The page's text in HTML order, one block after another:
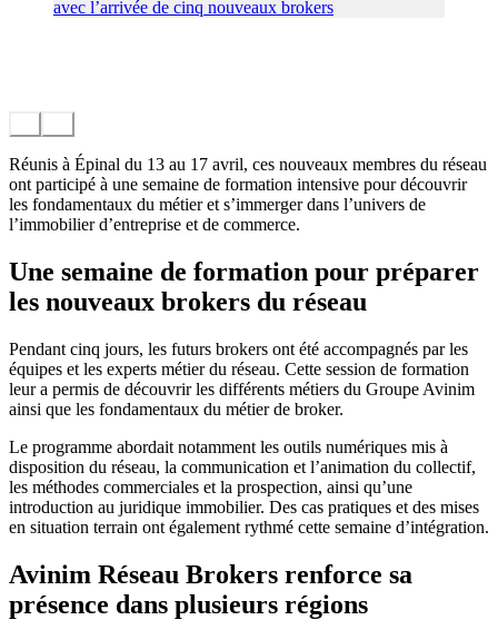
Réunis à Épinal du 13 au 17 avril, ces nouveaux membres du réseau
ont participé à une semaine de formation intensive pour découvrir
les fondamentaux du métier et s’immerger dans l’univers de
l’immobilier d’entreprise et de commerce.
Une semaine de formation pour préparer
les nouveaux brokers du réseau
Pendant cinq jours, les futurs brokers ont été accompagnés par les
équipes et les experts métier du réseau. Cette session de formation
leur a permis de découvrir les différents métiers du Groupe Avinim
ainsi que les fondamentaux du métier de broker.
Le programme abordait notamment les outils numériques mis à
disposition du réseau, la communication et l’animation du collectif,
les méthodes commerciales et la prospection, ainsi qu’une
introduction au juridique immobilier. Des cas pratiques et des mises
en situation terrain ont également rythmé cette semaine d’intégration.
Avinim Réseau Brokers renforce sa
présence dans plusieurs régions